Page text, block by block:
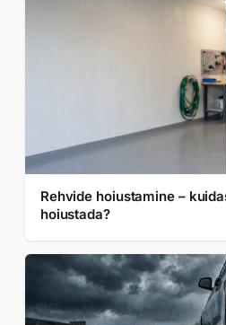
Rehvide hoiustamine –
hoiustada?